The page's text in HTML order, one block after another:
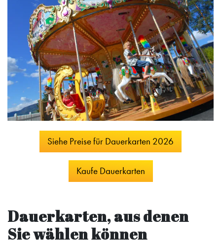
Siehe Preise für Dauerkarten 2026
Kaufe Dauerkarten
Dauerkarten, aus denen
Sie wählen können